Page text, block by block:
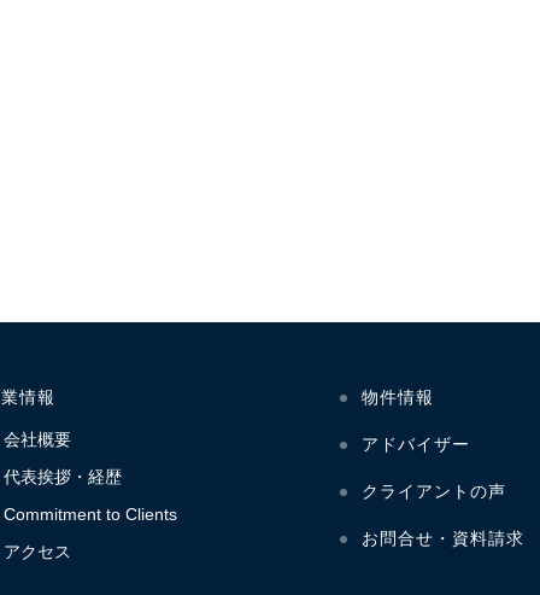
情報
会社概要
代表挨拶・経歴
Commitment to Clients
アクセス
物件情報
アドバイザー
クライアントの声
お問合せ・資料請求